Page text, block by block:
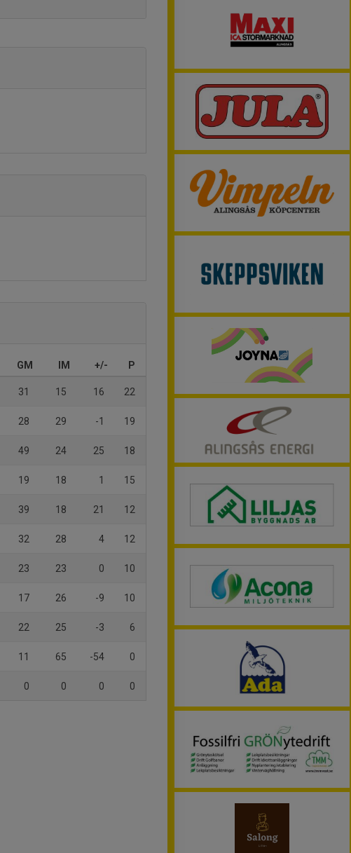
GM IM +/- P
31 15 16 22
28 29 -1 19
49 24 25 18
19 18 1 15
39 18 21 12
32 28 4 12
23 23 0 10
17 26 -9 10
22 25 -3 6
11 65 -54 0
0 0 0 0